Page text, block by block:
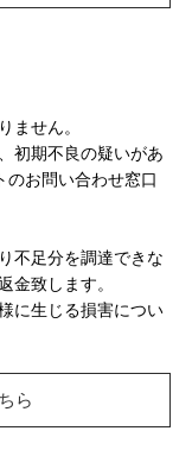
ません。
初期不良の疑いがあ
のお問い合わせ窓口
不足分を調達できな
金致します。
に生じる損害につい
ら